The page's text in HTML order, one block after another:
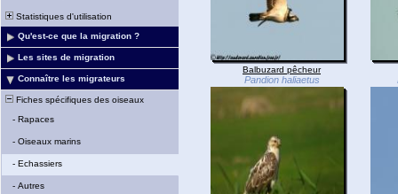
Statistiques d'utilisation
Qu'est-ce que la migration ?
Les sites de migration
Connaître les migrateurs
Fiches spécifiques des oiseaux
- Rapaces
- Oiseaux marins
- Echassiers
- Autres
Balbuzard pêcheur
Pandion haliaetus